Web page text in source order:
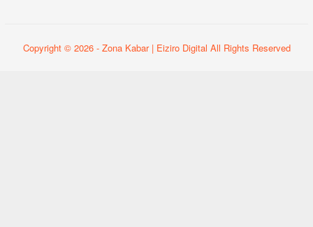
Copyright © 2026 - Zona Kabar | Eiziro Digital All Rights Reserved